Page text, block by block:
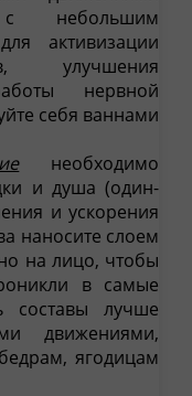
небольшим
активизации
улучшения
нервной
себя ваннами
необходимо
и душа (один-
и ускорения
наносите слоем
на лицо, чтобы
в самые
составы лучше
движениями,
ягодицам